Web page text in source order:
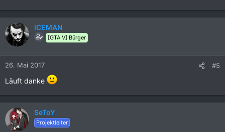
ICEMAN
[GTA V] Bürger
26. Mai 2017 #5
Läuft danke
SeToY
Projektleiter